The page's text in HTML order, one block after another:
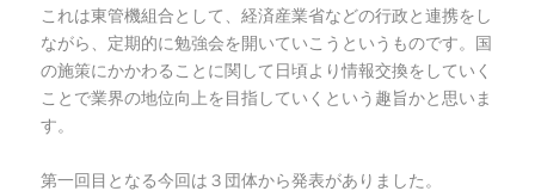
これは東管機組合として、経済産業省などの行政と連携をし
ながら、定期的に勉強会を開いていこうというものです。国
の施策にかかわることに関して日頃より情報交換をしていく
ことで業界の地位向上を目指していくという趣旨かと思いま
す。
第一回目となる今回は３団体から発表がありました。